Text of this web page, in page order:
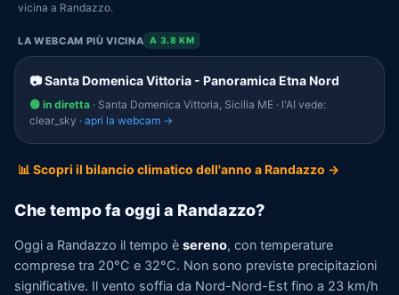
vicina a Randazzo.
LA WEBCAM PIÙ VICINA A 3.8 KM
📷 Santa Domenica Vittoria - Panoramica Etna Nord
🟢 in diretta · Santa Domenica Vittoria, Sicilia ME · l'AI vede:
clear_sky · apri la webcam →
📊 Scopri il bilancio climatico dell'anno a Randazzo →
Che tempo fa oggi a Randazzo?
Oggi a Randazzo il tempo è sereno, con temperature
comprese tra 20°C e 32°C. Non sono previste precipitazioni
significative. Il vento soffia da Nord-Nord-Est fino a 23 km/h